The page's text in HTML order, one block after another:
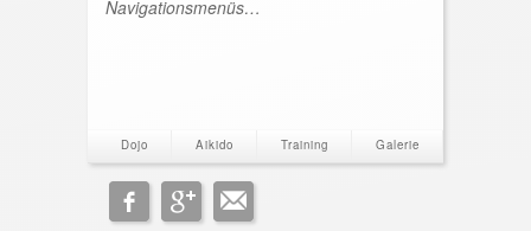
Navigationsmenüs…
Galerie
Training
Aikido
Dojo